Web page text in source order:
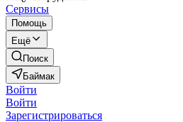
Сервисы
Помощь
Ещё
Поиск
Баймак
Войти
Войти
Зарегистрироваться